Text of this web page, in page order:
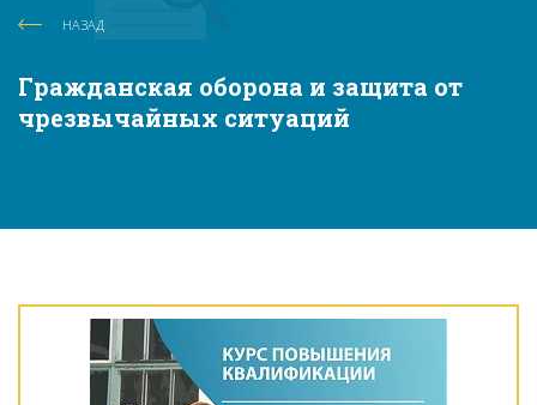
НАЗАД
Гражданская оборона и защита от
чрезвычайных ситуаций